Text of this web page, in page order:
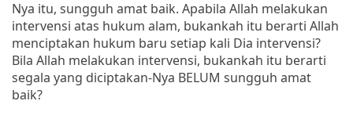
Nya itu, sungguh amat baik. Apabila Allah melakukan
intervensi atas hukum alam, bukankah itu berarti Allah
menciptakan hukum baru setiap kali Dia intervensi?
Bila Allah melakukan intervensi, bukankah itu berarti
segala yang diciptakan-Nya BELUM sungguh amat
baik?